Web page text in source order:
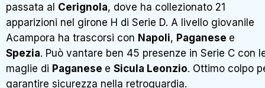
passata al Cerignola, dove ha collezionato 21
apparizioni nel girone H di Serie D. A livello giovanile
Acampora ha trascorsi con Napoli, Paganese e
Spezia. Può vantare ben 45 presenze in Serie C con
maglie di Paganese e Sicula Leonzio. Ottimo colpo
garantire sicurezza nella retroguardia.